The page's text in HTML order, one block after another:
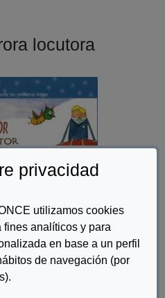
privacidad
utilizamos cookies
fines analíticos y para
en base a un perfil
de navegación (por
locutora